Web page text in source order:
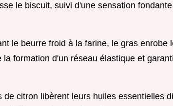
le biscuit, suivi d'une sensation fondante
le beurre froid à la farine, le gras enrobe
formation d'un réseau élastique et
de citron libèrent leurs huiles essentielles